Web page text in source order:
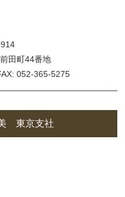
田町44番地
052-365-5275
東京支社